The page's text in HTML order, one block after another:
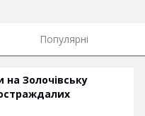
Популярні
на Золочівську